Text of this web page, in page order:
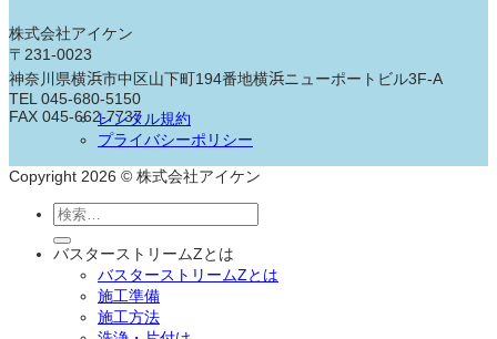
株式会社アイケン
〒231-0023
神奈川県横浜市中区山下町194番地横浜ニューポートビル3F-A
TEL 045-680-5150
FAX 045-662-7737レンタル規約
プライバシーポリシー
Copyright 2026 © 株式会社アイケン
検
索
対
バスターストリームZとは
バスターストリームZとは
施工準備
施工方法